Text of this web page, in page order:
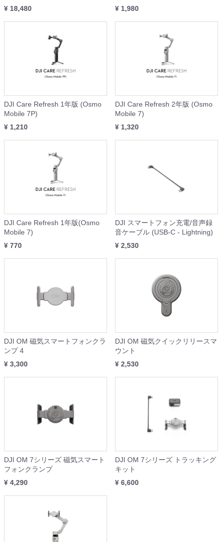
¥ 18,480
¥ 1,980
DJI Care Refresh 1年版 (Osmo
Mobile 7P)
¥ 1,210
DJI Care Refresh 2年版 (Osmo
Mobile 7)
¥ 1,320
DJI Care Refresh 1年版(Osmo
Mobile 7)
¥ 770
DJI スマートフォン充電/音声録
音ケーブル (USB-C - Lightning)
¥ 2,530
DJI OM 磁気スマートフォンクラ
ンプ 4
¥ 3,300
DJI OM 磁気クイックリリースマ
ウント
¥ 2,530
DJI OM 7シリーズ 磁気スマート
フォンクランプ
¥ 4,290
DJI OM 7シリーズ トラッキング
キット
¥ 6,600